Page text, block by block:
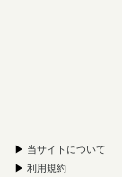
▶ 当サイトについて
▶ 利用規約